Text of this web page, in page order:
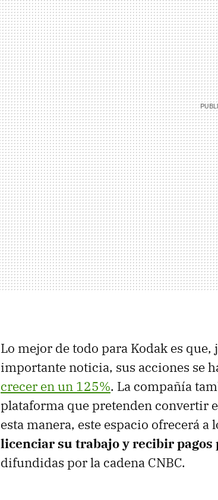
Lo mejor de todo para Kodak es
importante noticia, sus acciones se
crecer en un 125%. La compañía
plataforma que pretenden convertir
esta manera, este espacio ofrecerá a
licenciar su trabajo y recibir pagos
difundidas por la cadena CNBC.